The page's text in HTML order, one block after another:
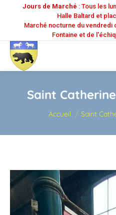
Jours de Marché : Tous les
Halle Baltard et
Marché nocturne du vendredi
Fontaine et de
Saint
Vous êtes ici :
Accueil Saint